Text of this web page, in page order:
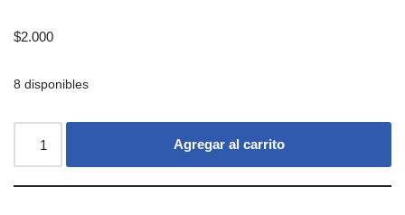
$2.000
8 disponibles
Agregar al carrito